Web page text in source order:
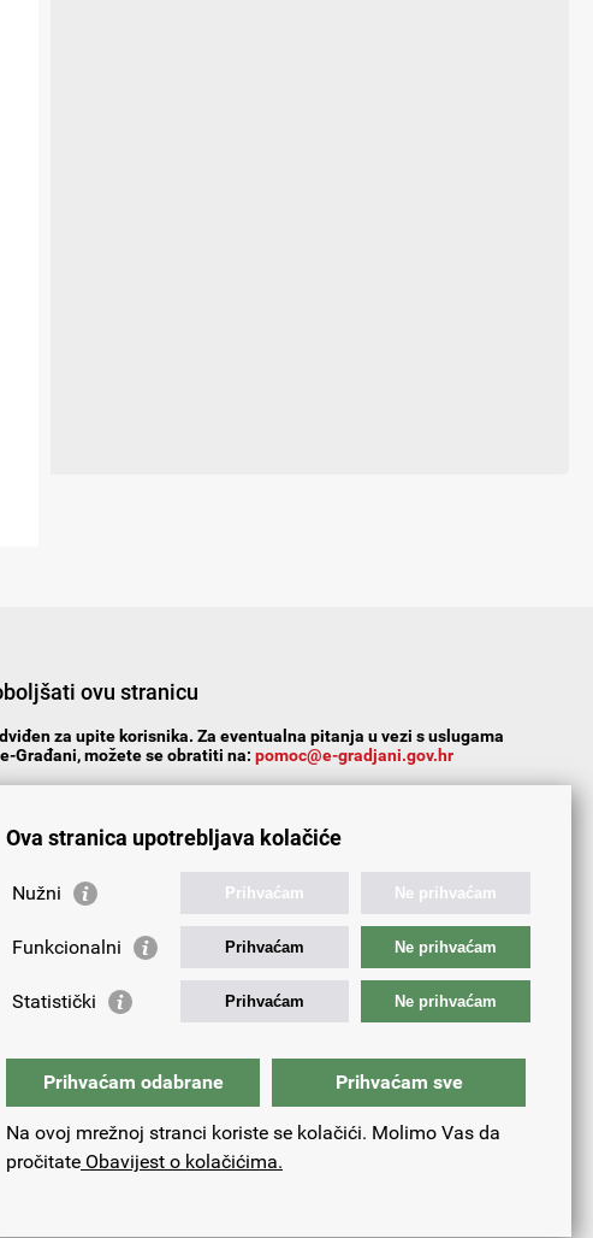
ovu stranicu
za upite korisnika. Za eventualna pitanja u vezi s uslugama
Građani, možete se obratiti na: pomoc@e-gradjani.gov.hr
Ova stranica upotrebljava kolačiće
Nužni Prihvaćam Ne prihvaćam
Funkcionalni Prihvaćam Ne prihvaćam
Statistički Prihvaćam Ne prihvaćam
Prihvaćam odabrane Prihvaćam sve
Na ovoj mrežnoj stranci koriste se kolačići. Molimo Vas da
pročitate Obavijest o kolačićima.